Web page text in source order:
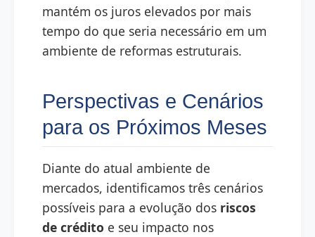
mantém os juros elevados por mais
tempo do que seria necessário em um
ambiente de reformas estruturais.
Perspectivas e Cenários
para os Próximos Meses
Diante do atual ambiente de
mercados, identificamos três cenários
possíveis para a evolução dos riscos
de crédito e seu impacto nos